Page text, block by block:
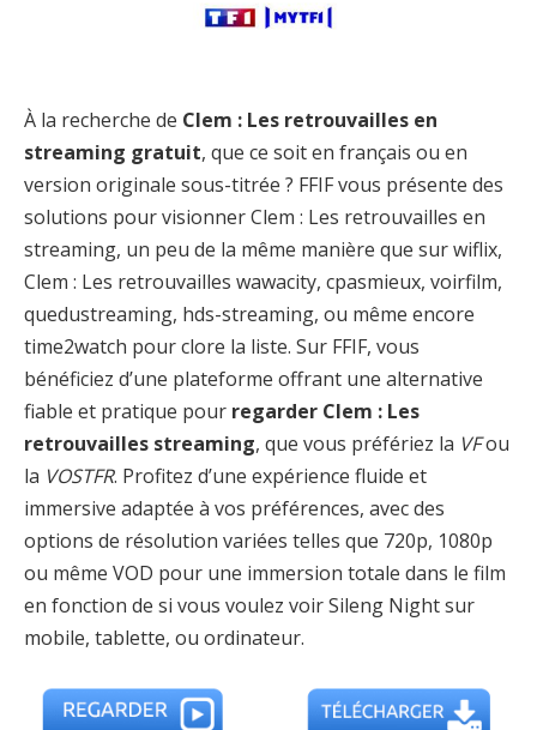
À la recherche de Clem : Les retrouvailles en
streaming gratuit, que ce soit en français ou en
version originale sous-titrée ? FFIF vous présente des
solutions pour visionner Clem : Les retrouvailles en
streaming, un peu de la même manière que sur wiflix,
Clem : Les retrouvailles wawacity, cpasmieux, voirfilm,
quedustreaming, hds-streaming, ou même encore
time2watch pour clore la liste. Sur FFIF, vous
bénéficiez d’une plateforme offrant une alternative
fiable et pratique pour regarder Clem : Les
retrouvailles streaming, que vous préfériez la VFou
la VOSTFR. Profitez d’une expérience fluide et
immersive adaptée à vos préférences, avec des
options de résolution variées telles que 720p, 1080p
ou même VOD pour une immersion totale dans le film
en fonction de si vous voulez voir Sileng Night sur
mobile, tablette, ou ordinateur.